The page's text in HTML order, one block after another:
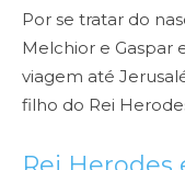
Por se tratar do
Melchior e Gaspar
viagem até
filho do Rei